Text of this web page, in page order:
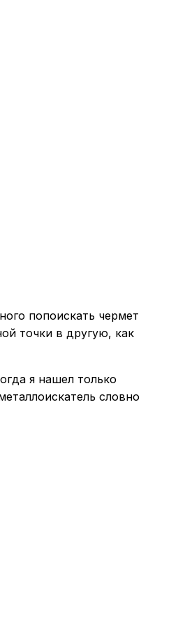
попоискать чермет
точки в другую, как
я нашел только
словно